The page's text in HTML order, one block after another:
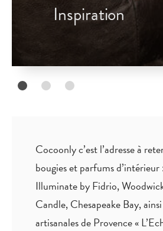
Inspiration
Cocoonly c’est l’adresse à
bougies et parfums d’intérieur
Illuminate by Fidrio,
Candle, Chesapeake Bay,
artisanales de Provence «